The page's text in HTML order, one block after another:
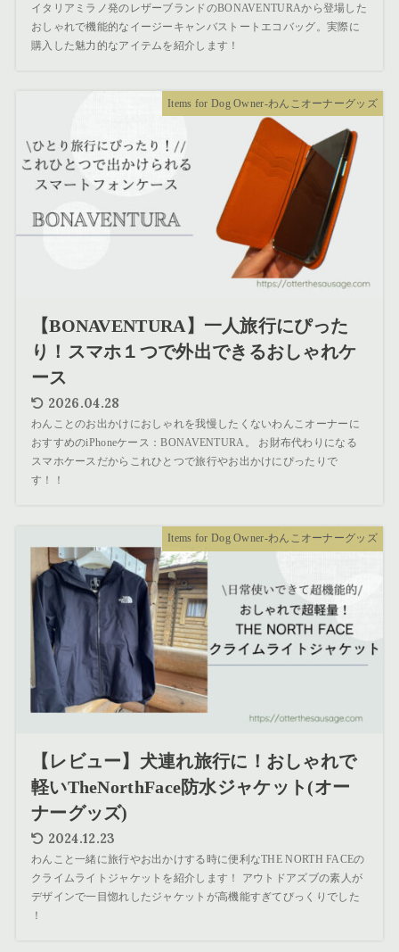
イタリアミラノ発のレザーブランドのBONAVENTURAから登場した
おしゃれで機能的なイージーキャンバストートエコバッグ。実際に
購入した魅力的なアイテムを紹介します！
Items for Dog Owner-わんこオーナーグッズ
【BONAVENTURA】一人旅行にぴった
り！スマホ１つで外出できるおしゃれケ
ース
2026.04.28
わんことのお出かけにおしゃれを我慢したくないわんこオーナーに
おすすめのiPhoneケース：BONAVENTURA。 お財布代わりになる
スマホケースだからこれひとつで旅行やお出かけにぴったりで
す！！
Items for Dog Owner-わんこオーナーグッズ
【レビュー】犬連れ旅行に！おしゃれで
軽いTheNorthFace防水ジャケット(オー
ナーグッズ)
2024.12.23
わんこと一緒に旅行やお出かけする時に便利なTHE NORTH FACEの
クライムライトジャケットを紹介します！ アウトドアズブの素人が
デザインで一目惚れしたジャケットが高機能すぎてびっくりでした
！